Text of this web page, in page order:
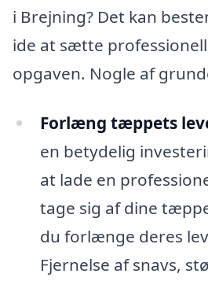
i Brejning? Det kan
ide at sætte
opgaven. Nogle af
Forlæng tæppets
en betydelig
at lade en
tage sig af dine
du forlænge deres
Fjernelse af snavs,